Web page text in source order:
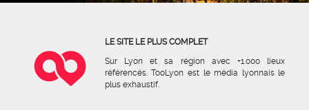
LE SITE LE PLUS COMPLET
Sur Lyon et sa région avec +1.000 lieux
référencés. TooLyon est le média lyonnais le
plus exhaustif.